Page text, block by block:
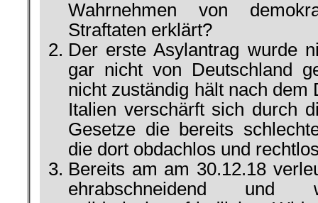
Wahrnehmen von
Straftaten erklärt?
Der erste Asylantrag wurde
gar nicht von Deutschland
nicht zuständig hält nach dem
Italien verschärft sich durch
Gesetze die bereits
die dort obdachlos und
Bereits am am 30.12.18
ehrabschneidend und